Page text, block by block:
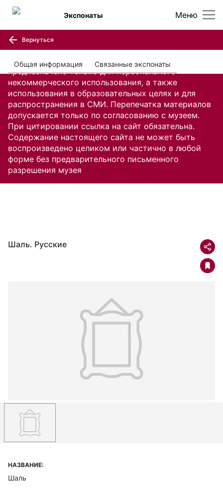
Содержание настоящего сайта, включая все
изображения и текстовую информацию,
предназначено только для персонального
некоммерческого использования, а также
использования в образовательных целях и для
распространения в СМИ. Перепечатка материалов
допускается только по согласованию с музеем.
При цитировании ссылка на сайт обязательна.
Содержание настоящего сайта не может быть
воспроизведено целиком или частично в любой
форме без предварительного письменного
разрешения музея
Меню
Экспонаты
Вернуться
Общая информация Связанные экспонаты
Шаль. Русские
НАЗВАНИЕ:
Шаль